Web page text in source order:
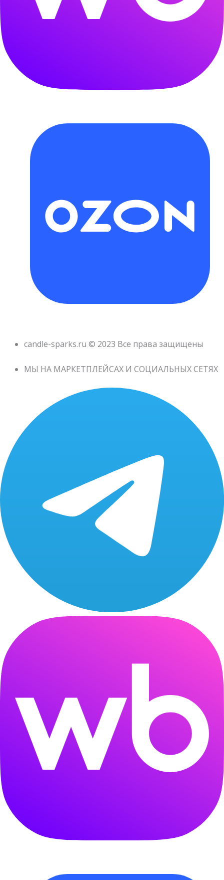
candle-sparks.ru © 2023 Все права защищены
МЫ НА МАРКЕТПЛЕЙСАХ И СОЦИАЛЬНЫХ СЕТЯХ